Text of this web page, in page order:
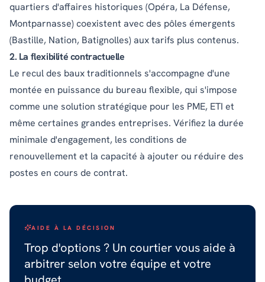
quartiers d'affaires historiques (Opéra, La Défense,
Montparnasse) coexistent avec des pôles émergents
(Bastille, Nation, Batignolles) aux tarifs plus contenus.
2. La flexibilité contractuelle
Le recul des baux traditionnels s'accompagne d'une
montée en puissance du bureau flexible, qui s'impose
comme une solution stratégique pour les PME, ETI et
même certaines grandes entreprises. Vérifiez la durée
minimale d'engagement, les conditions de
renouvellement et la capacité à ajouter ou réduire des
postes en cours de contrat.
AIDE À LA DÉCISION
Trop d'options ? Un courtier vous aide à
arbitrer selon votre équipe et votre